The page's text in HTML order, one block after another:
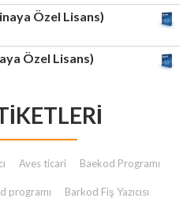
Özel Lisans)
Özel Lisans)
Aves ticari Baekod Programı
programı Barkod Fiş Yazıcısı